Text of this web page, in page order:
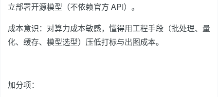
立部署开源模型（不依赖官方 API）。
成本意识：对算力成本敏感，懂得用工程手段（批处理、量
化、缓存、模型选型）压低打标与出图成本。
加分项：